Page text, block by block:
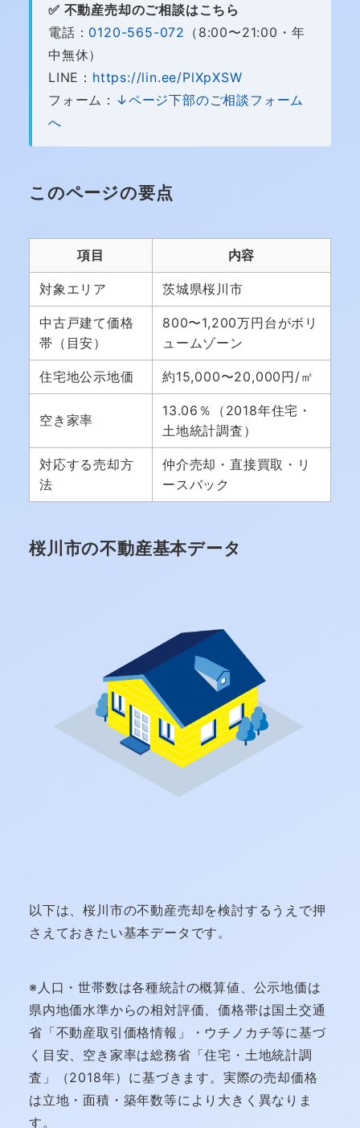
✅ 不動産売却のご相談はこちら
電話： 0120-565-072 （8:00〜21:00・年
中無休）
LINE： https://lin.ee/PlXpXSW
フォーム： ↓ページ下部のご相談フォーム
へ
このページの要点
項目 内容
対象エリア 茨城県桜川市
中古戸建て価格
帯（目安）
800〜1,200万円台がボリ
ュームゾーン
住宅地公示地価 約15,000〜20,000円/㎡
空き家率
13.06％（2018年住宅・
土地統計調査）
対応する売却方
法
仲介売却・直接買取・リ
ースバック
桜川市の不動産基本データ
以下は、桜川市の不動産売却を検討するうえで押
さえておきたい基本データです。
※人口・世帯数は各種統計の概算値、公示地価は
県内地価水準からの相対評価、価格帯は国土交通
省「不動産取引価格情報」・ウチノカチ等に基づ
く目安、空き家率は総務省「住宅・土地統計調
査」（2018年）に基づきます。実際の売却価格
は立地・面積・築年数等により大きく異なりま
す。